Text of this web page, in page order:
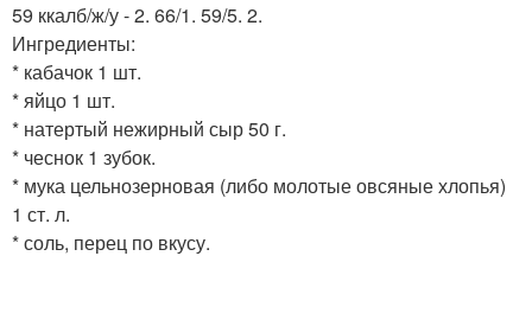
59 ккалб/ж/у - 2. 66/1. 59/5. 2.
Ингредиенты:
* кабачок 1 шт.
* яйцо 1 шт.
* натертый нежирный сыр 50 г.
* чеснок 1 зубок.
* мука цельнозерновая (либо молотые овсяные хлопья)
1 ст. л.
* соль, перец по вкусу.